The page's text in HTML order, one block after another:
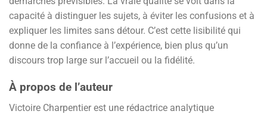
capacité à distinguer les sujets, à éviter les confusions et à
expliquer les limites sans détour. C’est cette lisibilité qui
donne de la confiance à l’expérience, bien plus qu’un
discours trop large sur l’accueil ou la fidélité.
À propos de l’auteur
Victoire Charpentier est une rédactrice analytique